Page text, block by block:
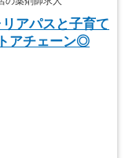
アパスと子育て
アチェーン◎